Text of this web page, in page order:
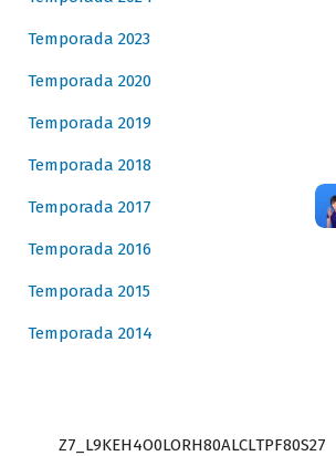
Temporada 2023
Temporada 2020
Temporada 2019
Temporada 2018
Temporada 2017
Temporada 2016
Temporada 2015
Temporada 2014
Z7_L9KEH4O0LORH80ALCLTPF80S27